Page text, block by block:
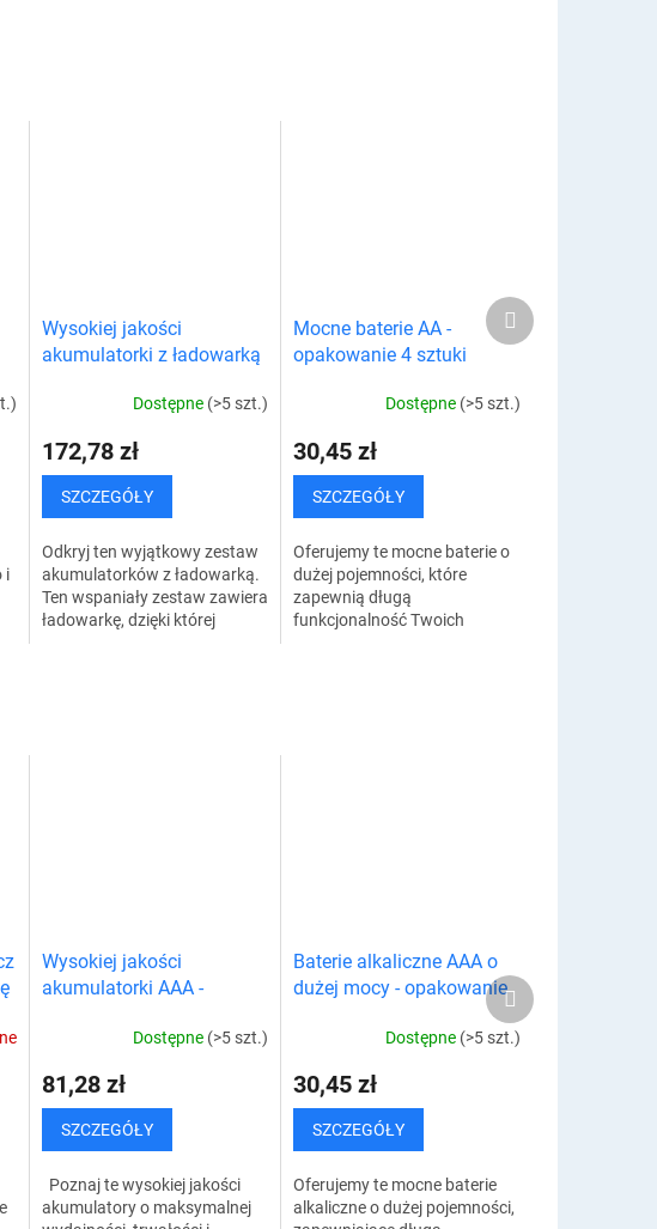
Wysokiej jakości
akumulatorki AAA -
Dostępne (>5 szt.)
81,28 zł
SZCZEGÓŁY
Poznaj te wysokiej jakości
akumulatory o maksymalnej
Baterie alkaliczne AAA o
dużej mocy - opakowanie
Dostępne (>5 szt.)
30,45 zł
SZCZEGÓŁY
Oferujemy te mocne baterie
alkaliczne o dużej pojemności,
Produkt
następny
i
Wysokiej jakości
akumulatorki z ładowarką
Dostępne (>5 szt.)
172,78 zł
SZCZEGÓŁY
Odkryj ten wyjątkowy zestaw
akumulatorków z ładowarką.
Ten wspaniały zestaw zawiera
ładowarkę, dzięki której
Mocne baterie AA -
opakowanie 4 sztuki
Dostępne (>5 szt.)
30,45 zł
SZCZEGÓŁY
Oferujemy te mocne baterie o
dużej pojemności, które
zapewnią długą
funkcjonalność Twoich
Produkt
następny